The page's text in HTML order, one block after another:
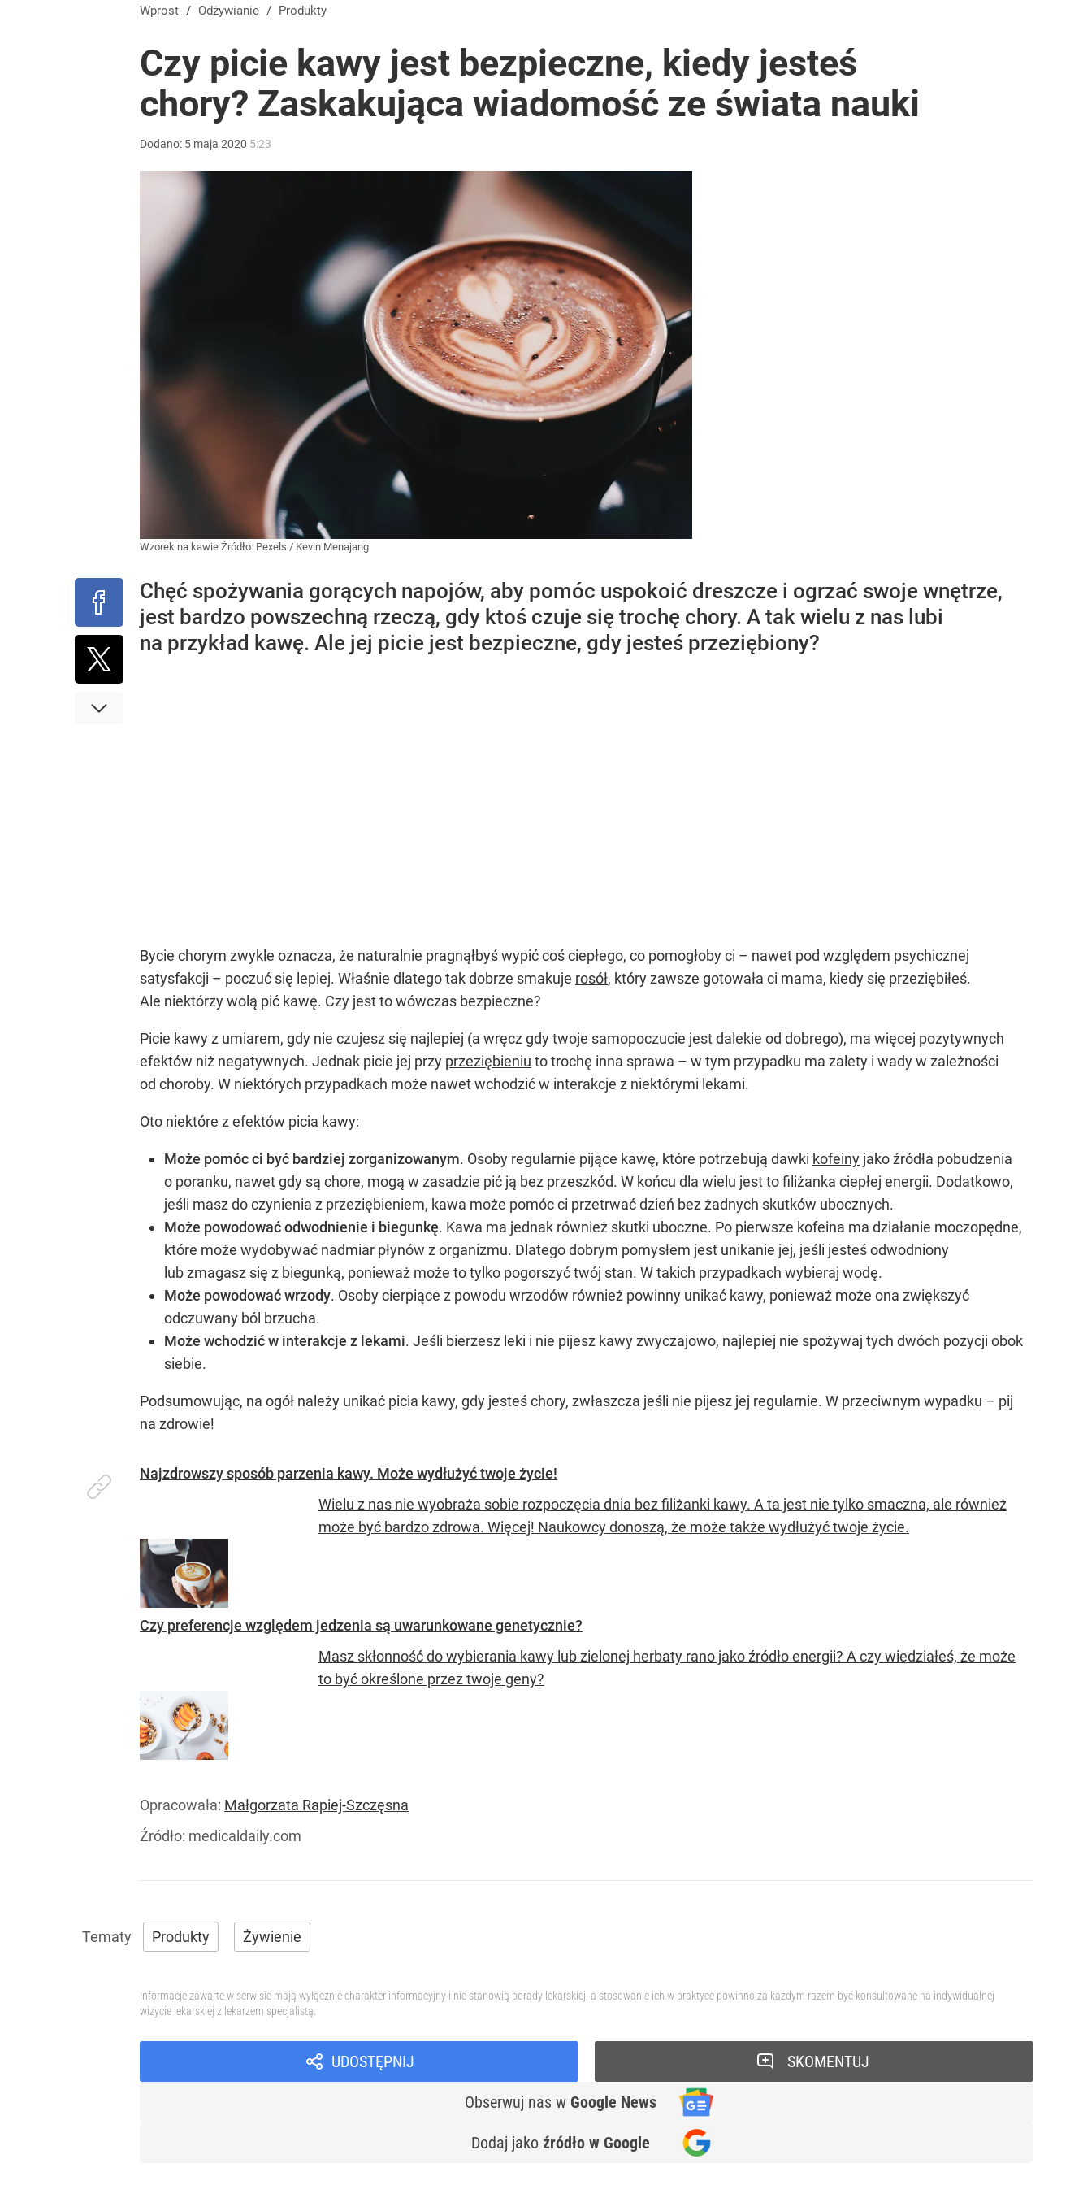
Wprost / Odżywianie / Produkty
Czy picie kawy jest bezpieczne, kiedy jesteś
chory? Zaskakująca wiadomość ze świata nauki
Dodano: 5 maja 2020 5:23
Wzorek na kawie Źródło: Pexels / Kevin Menajang
Chęć spożywania gorących napojów, aby pomóc uspokoić dreszcze i ogrzać swoje wnętrze,
jest bardzo powszechną rzeczą, gdy ktoś czuje się trochę chory. A tak wielu z nas lubi
na przykład kawę. Ale jej picie jest bezpieczne, gdy jesteś przeziębiony?
Bycie chorym zwykle oznacza, że ​​naturalnie pragnąłbyś wypić coś ciepłego, co pomogłoby ci – nawet pod względem psychicznej
satysfakcji – poczuć się lepiej. Właśnie dlatego tak dobrze smakuje rosół, który zawsze gotowała ci mama, kiedy się przeziębiłeś.
Ale niektórzy wolą pić kawę. Czy jest to wówczas bezpieczne?
Picie kawy z umiarem, gdy nie czujesz się najlepiej (a wręcz gdy twoje samopoczucie jest dalekie od dobrego), ma więcej pozytywnych
efektów niż negatywnych. Jednak picie jej przy przeziębieniu to trochę inna sprawa – w tym przypadku ma zalety i wady w zależności
od choroby. W niektórych przypadkach może nawet wchodzić w interakcje z niektórymi lekami.
Oto niektóre z efektów picia kawy:
Może pomóc ci być bardziej zorganizowanym. Osoby regularnie pijące kawę, które potrzebują dawki kofeiny jako źródła pobudzenia
o poranku, nawet gdy są chore, mogą w zasadzie pić ją bez przeszkód. W końcu dla wielu jest to filiżanka ciepłej energii. Dodatkowo,
jeśli masz do czynienia z przeziębieniem, kawa może pomóc ci przetrwać dzień bez żadnych skutków ubocznych.
Może powodować odwodnienie i biegunkę. Kawa ma jednak również skutki uboczne. Po pierwsze kofeina ma działanie moczopędne,
które może wydobywać nadmiar płynów z organizmu. Dlatego dobrym pomysłem jest unikanie jej, jeśli jesteś odwodniony
lub zmagasz się z biegunką, ponieważ może to tylko pogorszyć twój stan. W takich przypadkach wybieraj wodę.
Może powodować wrzody. Osoby cierpiące z powodu wrzodów również powinny unikać kawy, ponieważ może ona zwiększyć
odczuwany ból brzucha.
Może wchodzić w interakcje z lekami. Jeśli bierzesz leki i nie pijesz kawy zwyczajowo, najlepiej nie spożywaj tych dwóch pozycji obok
siebie.
Podsumowując, na ogół należy unikać picia kawy, gdy jesteś chory, zwłaszcza jeśli nie pijesz jej regularnie. W przeciwnym wypadku – pij
na zdrowie!
Najzdrowszy sposób parzenia kawy. Może wydłużyć twoje życie!
Wielu z nas nie wyobraża sobie rozpoczęcia dnia bez filiżanki kawy. A ta jest nie tylko smaczna, ale również
może być bardzo zdrowa. Więcej! Naukowcy donoszą, że może także wydłużyć twoje życie.
Czy preferencje względem jedzenia są uwarunkowane genetycznie?
Masz skłonność do wybierania kawy lub zielonej herbaty rano jako źródło energii? A czy wiedziałeś, że może
to być określone przez twoje geny?
Opracowała: Małgorzata Rapiej-Szczęsna
Źródło: medicaldaily.com
Produkty Żywienie
Informacje zawarte w serwisie mają wyłącznie charakter informacyjny i nie stanowią porady lekarskiej, a stosowanie ich w praktyce powinno za każdym razem być konsultowane na indywidualnej
wizycie lekarskiej z lekarzem specjalistą.
UDOSTĘPNIJ
Obserwuj nas w Google News
Dodaj jako źródło w Google
SKOMENTUJ